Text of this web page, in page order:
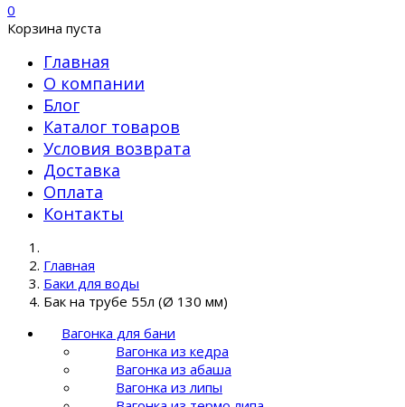
0
Корзина пуста
Главная
О компании
Блог
Каталог товаров
Условия возврата
Доставка
Оплата
Контакты
Главная
Баки для воды
Бак на трубе 55л (Ø 130 мм)
Вагонка для бани
Вагонка из кедра
Вагонка из абаша
Вагонка из липы